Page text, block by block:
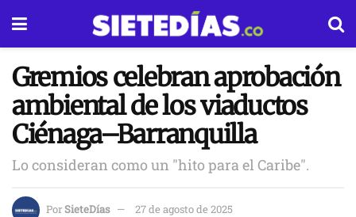
Gremios celebran aprobación
ambiental de los viaductos
Ciénaga–Barranquilla
Lo consideran como un "hito para el Caribe".
PorSieteDías 27 de agosto de 2025